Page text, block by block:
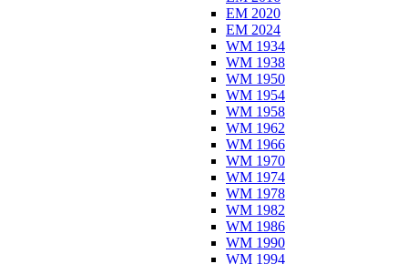
EM 2020
EM 2024
WM 1934
WM 1938
WM 1950
WM 1954
WM 1958
WM 1962
WM 1966
WM 1970
WM 1974
WM 1978
WM 1982
WM 1986
WM 1990
WM 1994